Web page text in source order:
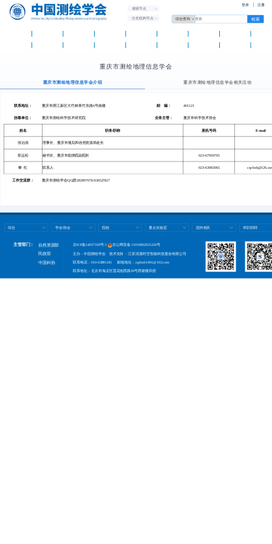
省级节点
分支机构节点
登录 注册
重庆市测绘地理信息学会
重庆市测绘地理信息学会介绍 重庆市测绘地理信息学会相关活动
联系地址： 重庆市两江新区大竹林青竹东路6号南楼 邮 编： 401121
挂靠单位： 重庆市测绘科学技术研究院 业务主管： 重庆市科学技术协会
姓名 职务/职称 座机号码 E-mail
张治清 理事长、重庆市规划和自然资源局处长
郑运松 秘书长、重庆市勘测院副院长 023-67959705
黎 红 联系人 023-63065065
工作交流群： 重庆市测绘学会QQ群282897076/636527827
综合 学会/协会 院校 重点实验室 国外相关 求职招聘
主管部门：
自然资源部
民政部
中国科协
京ICP备14037318号-1 京公网安备 11010802031220号
主办：中国测绘学会 技术支持 ：江苏润溪时空智能科技股份有限公司
联系电话：010-63881345 邮箱地址：zgchxh1401@163.com
联系地址：北京市海淀区莲花池西路28号西裙楼四层